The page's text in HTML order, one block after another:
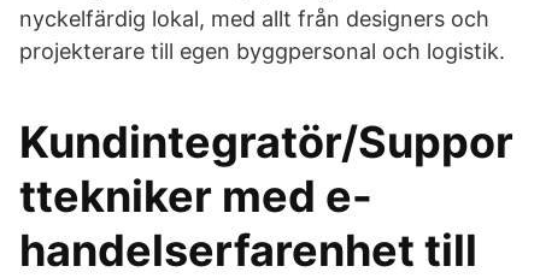
nyckelfärdig lokal, med allt från designers och
projekterare till egen byggpersonal och logistik.
Kundintegratör/Suppor
ttekniker med e-
handelserfarenhet till